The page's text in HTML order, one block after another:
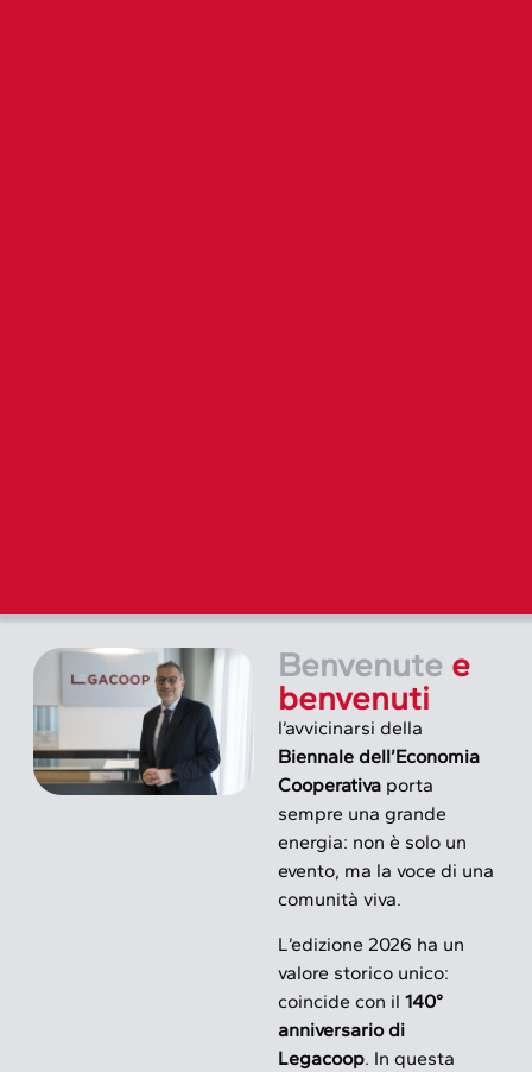
Benvenute e
benvenuti
l’avvicinarsi della
Biennale dell’Economia
Cooperativa porta
sempre una grande
energia: non è solo un
evento, ma la voce di una
comunità viva.
L’edizione 2026 ha un
valore storico unico:
coincide con il 140°
anniversario di
Legacoop. In questa